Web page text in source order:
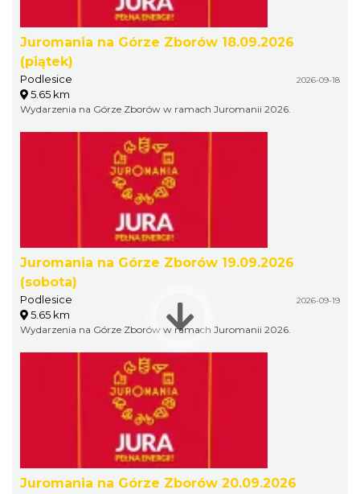
Juromania na Górze Zborów 18.09.2026
(piątek)
Podlesice 2026-09-18
5.65 km
Wydarzenia na Górze Zborów w ramach Juromanii 2026.
Juromania na Górze Zborów 19.09.2026
(sobota)
Podlesice 2026-09-19
5.65 km
Wydarzenia na Górze Zborów w ramach Juromanii 2026.
Juromania na Górze Zborów 20.09.2026